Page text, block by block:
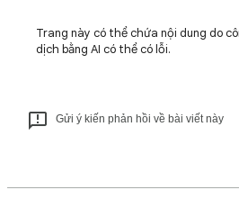
Trang này có thể chứa nội dung do
dịch bằng AI có thể có lỗi.
Gửi ý kiến phản hồi về bài viết này